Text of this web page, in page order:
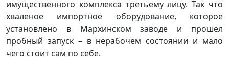
имущественного комплекса третьему лицу. Так что
хваленое импортное оборудование, которое
установлено в Мархинском заводе и прошел
пробный запуск – в нерабочем состоянии и мало
чего стоит сам по себе.